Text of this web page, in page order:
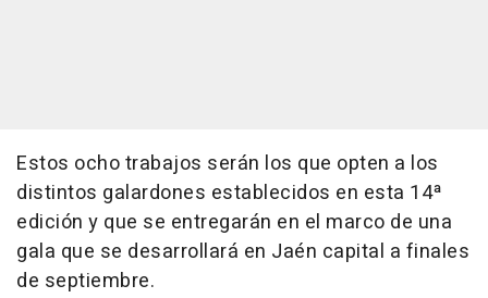
Estos ocho trabajos serán los que opten a los
distintos galardones establecidos en esta 14ª
edición y que se entregarán en el marco de una
gala que se desarrollará en Jaén capital a finales
de septiembre.